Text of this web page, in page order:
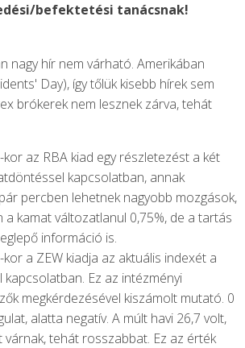
befektetési tanácsnak!
nagy hír nem várható. Amerikában
Day), így tőlük kisebb hírek sem
brókerek nem lesznek zárva, tehát
az RBA kiad egy részletezést a két
kapcsolatban, annak
percben lehetnek nagyobb mozgások,
a kamat változatlanul 0,75%, de a tartás
információ is.
a ZEW kiadja az aktuális indexét a
kapcsolatban. Ez az intézményi
megkérdezésével kiszámolt mutató. 0
alatta negatív. A múlt havi 26,7 volt,
tehát rosszabbat. Ez az érték